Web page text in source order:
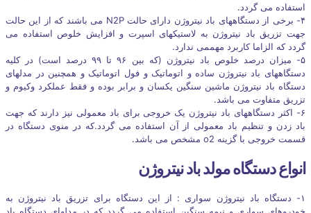
استفاده می گردد.
۴- برخی از دستگاههای باد نیتروژن دارای حالت N2P می باشند که از این حالت
جهت تزریق باد نیتروژن به لاستیکهای اسپرت و افزایش خلوص استفاده می
گردد که الزاما کاربرد مهممی ندارد.
۵- میزان درصد خلوص باد نیتروژن (که بین ۹۶ تا ۹۹ درصد است) در کلیه
دستگاههای باد نیتروژن ساده و اتوماتیک و فول اتوماتیک و همچنین در مدلهای
دستگاه باد نیتروژن ماشین سنگین یکسان و برابر بوده و فقط عملکرد وکیوم و
تزریق متفاوت می باشد.
۶- اکثر دستگاههای باد نیتروژن یک خروجی برای باد معمولی نیز دارند که جهت
باد زدن و تنظیم باد معمولی از آن استفاده می گردد.که در منوی دستگاه در
قسمت خروجی با گزینه o2 مشخص می باشد.
انواع دستگاه مولد باد نیتروژن
۱- دستگاه باد نیتروژن سواری : از این دستگاه برای تزریق باد نیتروژن به